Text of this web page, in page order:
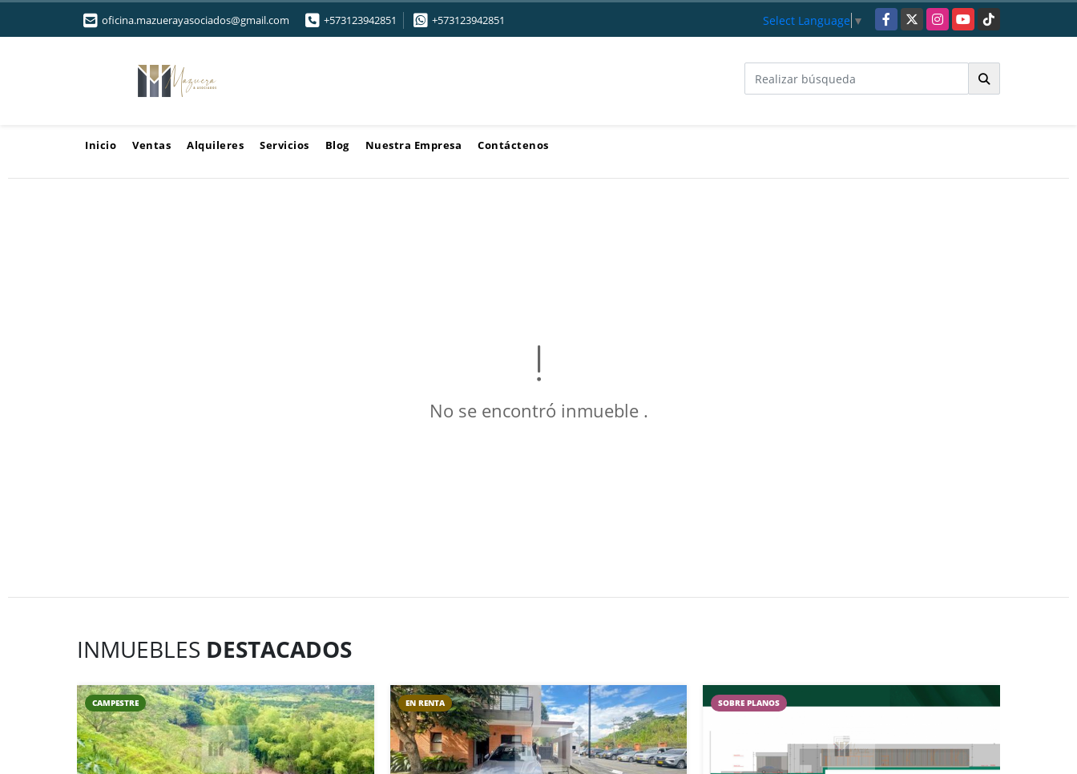
oficina.mazuerayasociados@gmail.com +573123942851 +573123942851 Select Language ▼ Facebook
X InstagramYouTubeTikTok
Inicio Ventas Alquileres Servicios Blog Nuestra Empresa Contáctenos
No se encontró inmueble .
INMUEBLES DESTACADOS
CAMPESTRE EN RENTA SOBRE PLANOS